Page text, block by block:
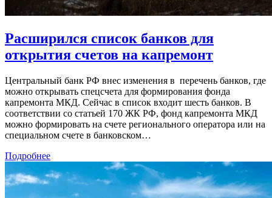
Расширился список банков для
открытия счетов на капремонт
Центральный банк РФ внес изменения в перечень банков, где
можно открывать спецсчета для формирования фонда
капремонта МКД. Сейчас в список входит шесть банков. В
соответствии со статьей 170 ЖК РФ, фонд капремонта МКД
можно формировать на счете регионального оператора или на
специальном счете в банковском…
Подробнее